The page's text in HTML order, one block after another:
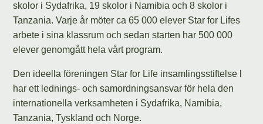
skolor i Sydafrika, 19 skolor i Namibia och 8 skolor i
Tanzania. Varje år möter ca 65 000 elever Star for Lifes
arbete i sina klassrum och sedan starten har 500 000
elever genomgått hela vårt program.
Den ideella föreningen Star for Life insamlingsstiftelse l
har ett lednings- och samordningsansvar för hela den
internationella verksamheten i Sydafrika, Namibia,
Tanzania, Tyskland och Norge.